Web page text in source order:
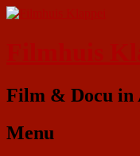
Film & Docu in
Menu